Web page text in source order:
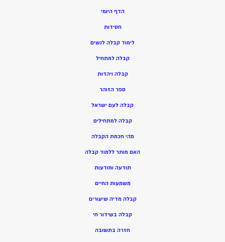
הדף היומי
חסידות
לימוד קבלה לנשים
קבלה למתחיל
קבלה ויהדות
ספר הזוהר
קבלה לעם ישראל
קבלה למתחילים
מהי חכמת הקבלה
האם מותר ללמוד קבלה
תודעה ומודעות
משמעות החיים
קבלה מדיה שיעורים
קבלה בשידור חי
חזרה בתשובה